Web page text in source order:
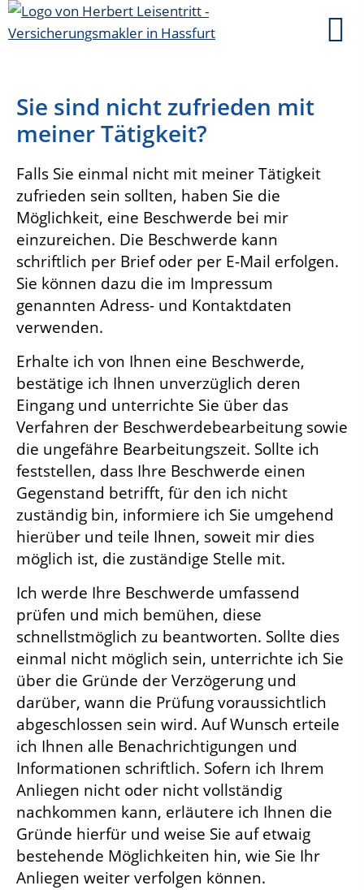
Sie sind nicht zufrieden mit
meiner Tätigkeit?
Falls Sie einmal nicht mit meiner Tätigkeit
zufrieden sein sollten, haben Sie die
Möglichkeit, eine Beschwerde bei mir
einzureichen. Die Beschwerde kann
schriftlich per Brief oder per E-Mail erfolgen.
Sie können dazu die im Impressum
genannten Adress- und Kontaktdaten
verwenden.
Erhalte ich von Ihnen eine Beschwerde,
bestätige ich Ihnen unverzüglich deren
Eingang und unterrichte Sie über das
Verfahren der Beschwerdebearbeitung sowie
die ungefähre Bearbeitungszeit. Sollte ich
feststellen, dass Ihre Beschwerde einen
Gegenstand betrifft, für den ich nicht
zuständig bin, informiere ich Sie umgehend
hierüber und teile Ihnen, soweit mir dies
möglich ist, die zuständige Stelle mit.
Ich werde Ihre Beschwerde umfassend
prüfen und mich bemühen, diese
schnellstmöglich zu beantworten. Sollte dies
einmal nicht möglich sein, unterrichte ich Sie
über die Gründe der Verzögerung und
darüber, wann die Prüfung voraussichtlich
abgeschlossen sein wird. Auf Wunsch erteile
ich Ihnen alle Benachrichtigungen und
Informationen schriftlich. Sofern ich Ihrem
Anliegen nicht oder nicht vollständig
nachkommen kann, erläutere ich Ihnen die
Gründe hierfür und weise Sie auf etwaig
bestehende Möglichkeiten hin, wie Sie Ihr
Anliegen weiter verfolgen können.